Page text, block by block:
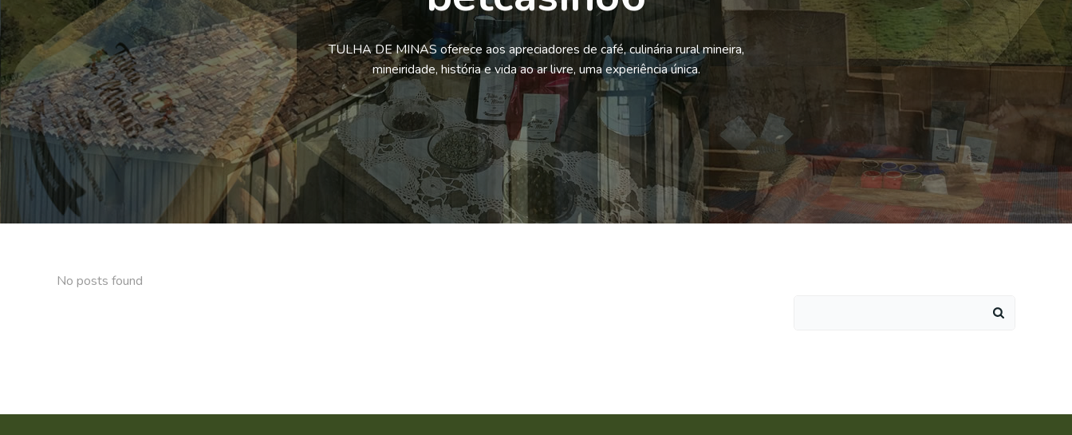
TULHA DE MINAS oferece aos apreciadores de café, culinária rural mineira,
mineiridade, história e vida ao ar livre, uma experiência única.
No posts found